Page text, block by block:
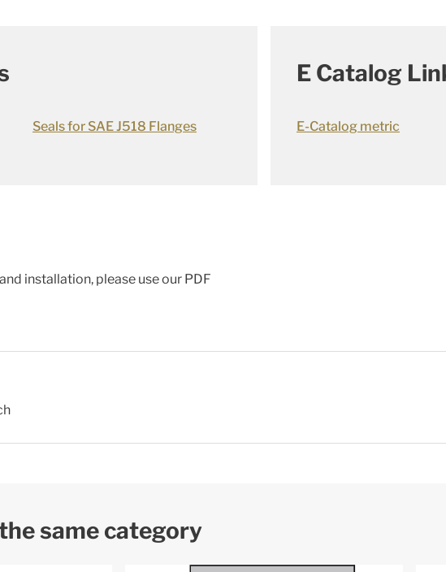
Seals for SAE J518 Flanges
E Catalog
E-Catalog metric
installation, please use our PDF
same category